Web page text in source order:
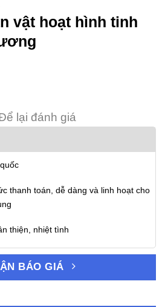
vật hoạt hình tinh
lại đánh giá
thanh toán, dễ dàng và linh hoạt cho
thiện, nhiệt tình
BÁO GIÁ